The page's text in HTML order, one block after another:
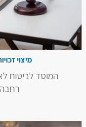
מיצוי
המוסד לביטוח